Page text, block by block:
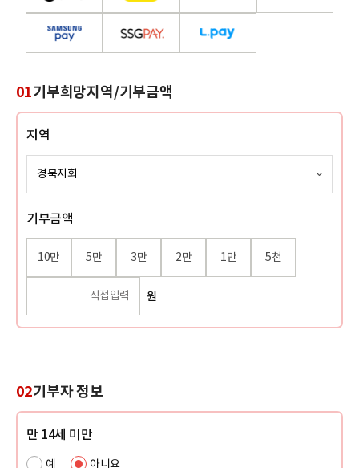
01기부희망지역/기부금액
지역
기부금액
10만 5만 3만 2만 1만 5천
원
02기부자 정보
만 14세 미만
예 아니요